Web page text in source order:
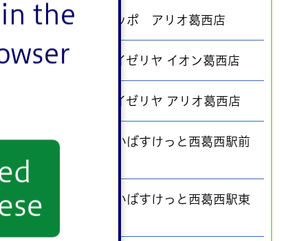
the
ポッポ アリオ葛西店
サイゼリヤ イオン葛西店
サイゼリヤ アリオ葛西店
まいばすけっと西葛西駅前
まいばすけっと西葛西駅東